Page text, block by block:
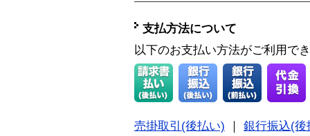
支払方法について
以下のお支払い方法がご利用で
売掛取引(後払い)
銀行振込(後